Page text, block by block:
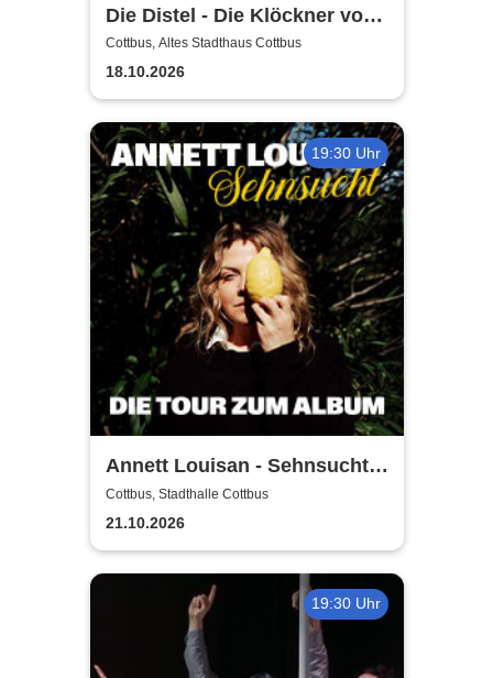
Die Distel - Die Klöckner von
Instagram
Cottbus, Altes Stadthaus Cottbus
18.10.2026
19:30 Uhr
Annett Louisan - Sehnsucht -
Live 2026
Cottbus, Stadthalle Cottbus
21.10.2026
19:30 Uhr